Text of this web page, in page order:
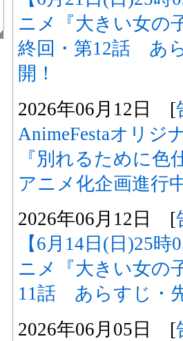
ニメ『大きい女の
終回・第12話 あ
開！
2026年06月12日 [
AnimeFestaオリジ
『別れるために
アニメ化企画進行
2026年06月12日 [
【6月14日(日)25
ニメ『大きい女の
11話 あらすじ・
2026年06月05日 [